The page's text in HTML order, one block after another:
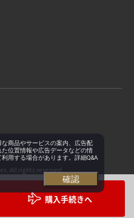
購入手続きへ
All rights reserved.
商品やサービスの案内、広告配
位置情報や広告データなどの情
用する場合があります。詳細Q&A
確認